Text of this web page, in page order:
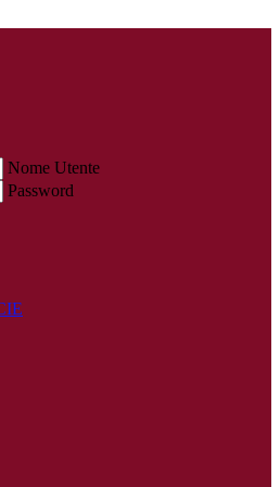
Nome Utente
Password